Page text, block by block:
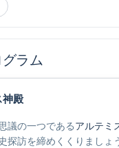
ラム
神殿
議の一つであるアルテミ
探訪を締めくくりましょ